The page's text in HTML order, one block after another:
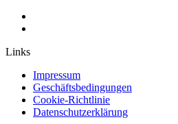
Links
Impressum
Geschäftsbedingungen
Cookie-Richtlinie
Datenschutzerklärung